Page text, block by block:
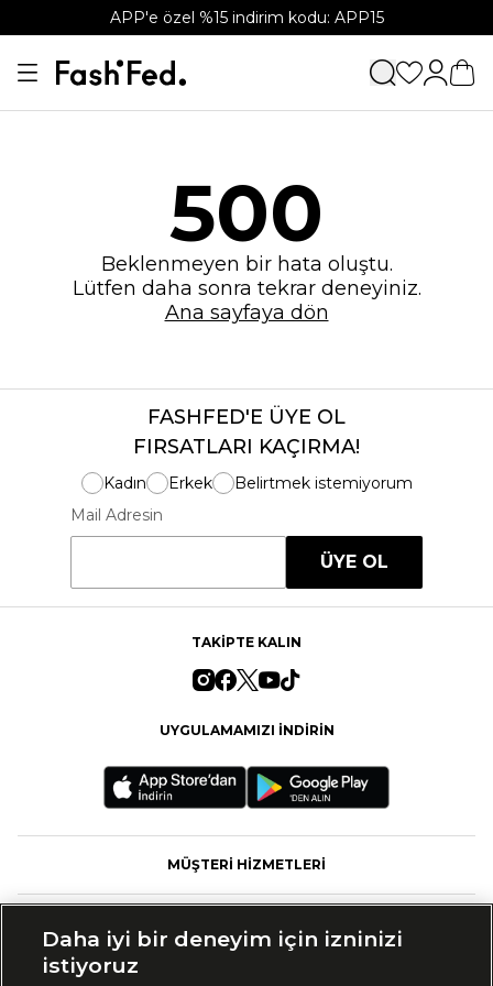
APP'e özel %15 indirim kodu: APP15
500
Beklenmeyen bir hata oluştu.
Lütfen daha sonra tekrar deneyiniz.
Ana sayfaya dön
FASHFED'E ÜYE OL
FIRSATLARI KAÇIRMA!
Kadın Erkek
Belirtmek istemiyorum
Mail Adresin
ÜYE OL
TAKİPTE KALIN
UYGULAMAMIZI İNDİRİN
MÜŞTERİ HİZMETLERİ
Daha iyi bir deneyim için izninizi
istiyoruz